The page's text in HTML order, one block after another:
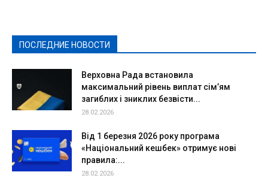
ПОСЛЕДНИЕ НОВОСТИ
Верховна Рада встановила
максимальний рівень виплат сім’ям
загиблих і зниклих безвісти...
28.02.2026
Від 1 березня 2026 року програма
«Національний кешбек» отримує нові
правила:...
28.02.2026